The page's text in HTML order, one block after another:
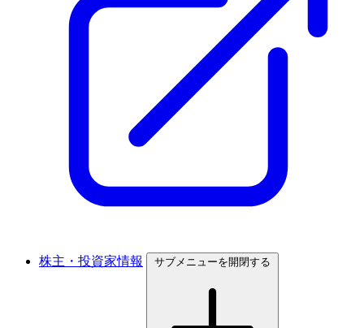
株主・投資家情報 サブメニューを開閉する